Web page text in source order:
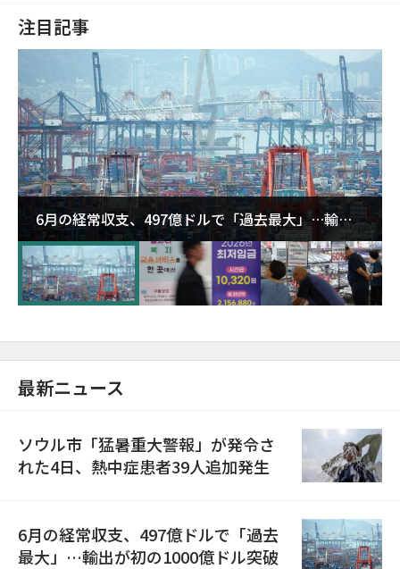
注目記事
6月の経常収支、497億ドルで「過去最大」…輸出
が初の1000億ドル突破
最新ニュース
ソウル市「猛暑重大警報」が発令さ
れた4日、熱中症患者39人追加発生
6月の経常収支、497億ドルで「過去
最大」…輸出が初の1000億ドル突破